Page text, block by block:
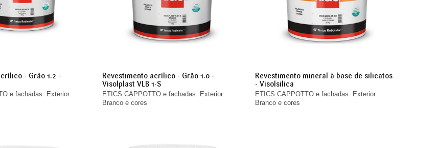
- Grão 1.2 -
e fachadas. Exterior.
Revestimento acrílico - Grão 1.0 -
Visolplast VLB 1-S
ETICS CAPPOTTO e fachadas. Exterior.
Branco e cores
Revestimento mineral à base de silicatos
- Visolsilica
ETICS CAPPOTTO e fachadas. Exterior.
Branco e cores